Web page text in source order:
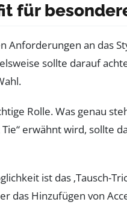
für
Anforderungen an das
sollte darauf
Rolle. Was genau
Tie“ erwähnt wird,
ist das ‚Tausch-
das Hinzufügen von